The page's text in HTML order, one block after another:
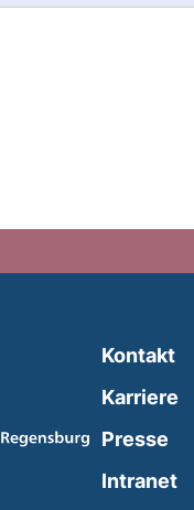
Kontakt
Karriere
Presse
Intranet